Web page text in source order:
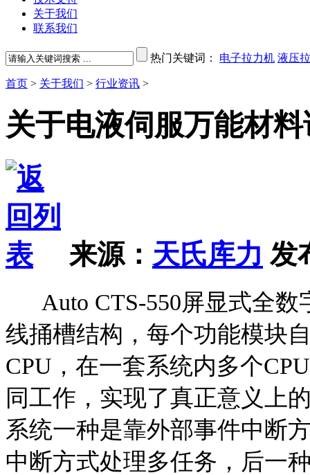
关于我们
联系我们
热门关键词： 电子拉力机 液压
首页 > 关于我们 > 行业资讯 >
关于电液伺服万能材
来源： 天氏库力 发
Auto CTS-550屏显式全数
线捅槽结构，每个功能模块
CPU，在一套系统内多个
同工作，实现了真正意义上
系统一种是靠外部事件中断
中断方式处理多任务，后一